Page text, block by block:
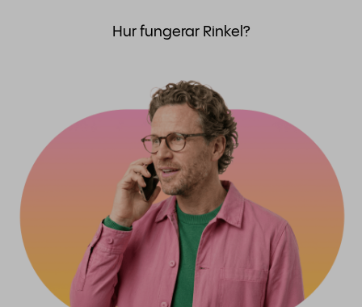
Hur fungerar Rinkel?